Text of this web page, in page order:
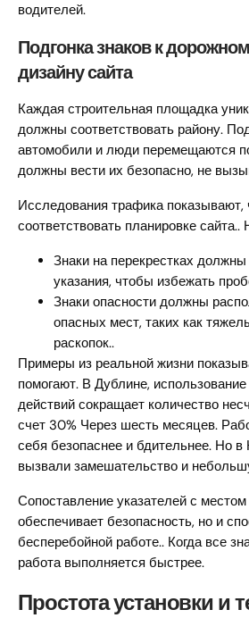
водителей.
Подгонка знаков к
дизайну сайта
Каждая строительная площадка
должны соответствовать району.
автомобили и люди перемещаются
должны вести их безопасно, не
Исследования трафика показывают,
соответствовать планировке сайта..
Знаки на перекрестках
указания, чтобы избежать
Знаки опасности должны
опасных мест, таких как
раскопок..
Примеры из реальной жизни
помогают. В Дублине,
действий сокращает количество
счет 30% Через шесть месяцев.
себя безопаснее и бдительнее. Но в
вызвали замешательство и
Сопоставление указателей с
обеспечивает безопасность, но и
бесперебойной работе.. Когда все
работа выполняется быстрее.
Простота установки и